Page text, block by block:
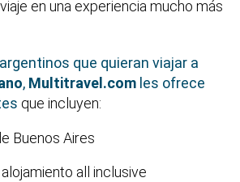
en una experiencia mucho más
que quieran viajar a
, Multitravel.com les ofrece
que incluyen:
Buenos Aires
all inclusive